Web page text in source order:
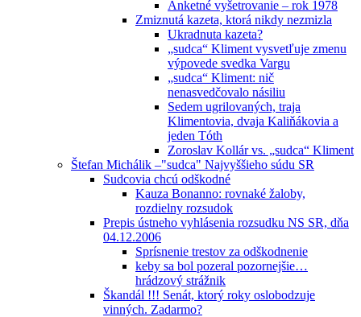
Anketné vyšetrovanie – rok 1978
Zmiznutá kazeta, ktorá nikdy nezmizla
Ukradnuta kazeta?
„sudca“ Kliment vysvetľuje zmenu
výpovede svedka Vargu
„sudca“ Kliment: nič
nenasvedčovalo násiliu
Sedem ugrilovaných, traja
Klimentovia, dvaja Kaliňákovia a
jeden Tóth
Zoroslav Kollár vs. „sudca“ Kliment
Štefan Michálik –"sudca" Najvyššieho súdu SR
Sudcovia chcú odškodné
Kauza Bonanno: rovnaké žaloby,
rozdielny rozsudok
Prepis ústneho vyhlásenia rozsudku NS SR, dňa
04.12.2006
Sprísnenie trestov za odškodnenie
keby sa bol pozeral pozornejšie…
hrádzový strážnik
Škandál !!! Senát, ktorý roky oslobodzuje
vinných. Zadarmo?